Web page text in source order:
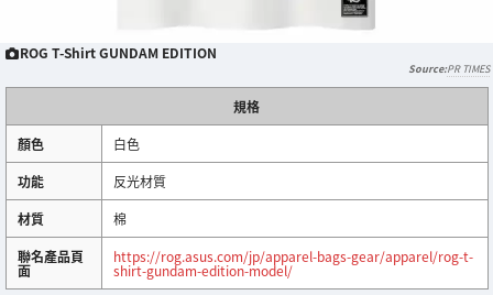
ROG T-Shirt GUNDAM EDITION
PR TIMES
規格
顏色
白色
功能
反光材質
材質
棉
聯名產品頁
面
https://rog.asus.com/jp/apparel-bags-gear/apparel/rog-t-
shirt-gundam-edition-model/